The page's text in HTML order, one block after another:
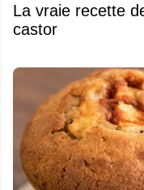
La vraie recette
castor